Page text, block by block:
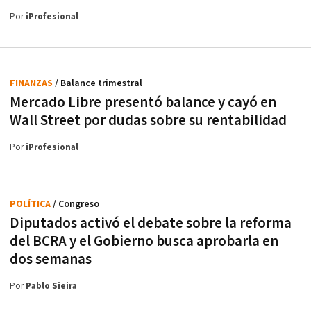
PoriProfesional
Mercado Libre presentó balance y cayó en
Wall Street por dudas sobre su rentabilidad
FINANZAS / Balance trimestral
PoriProfesional
Diputados activó el debate sobre la reforma
del BCRA y el Gobierno busca aprobarla en
dos semanas
POLÍTICA/ Congreso
PorPablo Sieira